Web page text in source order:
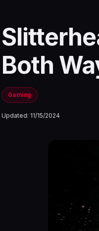
Both
Gaming
Updated: 11/15/2024